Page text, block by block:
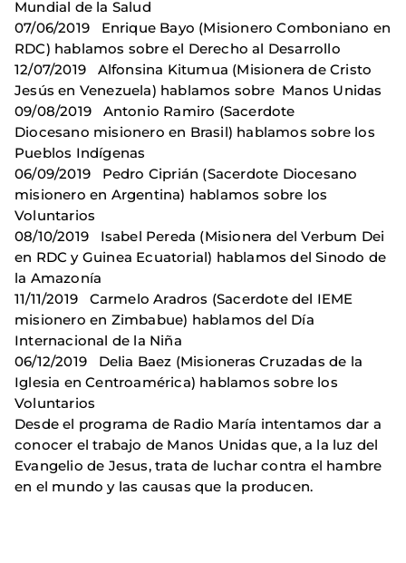
Mundial de la Salud
07/06/2019 Enrique Bayo (Misionero Comboniano en
RDC) hablamos sobre el Derecho al Desarrollo
12/07/2019 Alfonsina Kitumua (Misionera de Cristo
Jesús en Venezuela) hablamos sobre Manos Unidas
09/08/2019 Antonio Ramiro (Sacerdote
Diocesano misionero en Brasil) hablamos sobre los
Pueblos Indígenas
06/09/2019 Pedro Ciprián (Sacerdote Diocesano
misionero en Argentina) hablamos sobre los
Voluntarios
08/10/2019 Isabel Pereda (Misionera del Verbum Dei
en RDC y Guinea Ecuatorial) hablamos del Sinodo de
la Amazonía
11/11/2019 Carmelo Aradros (Sacerdote del IEME
misionero en Zimbabue) hablamos del Día
Internacional de la Niña
06/12/2019 Delia Baez (Misioneras Cruzadas de la
Iglesia en Centroamérica) hablamos sobre los
Voluntarios
Desde el programa de Radio María intentamos dar a
conocer el trabajo de Manos Unidas que, a la luz del
Evangelio de Jesus, trata de luchar contra el hambre
en el mundo y las causas que la producen.